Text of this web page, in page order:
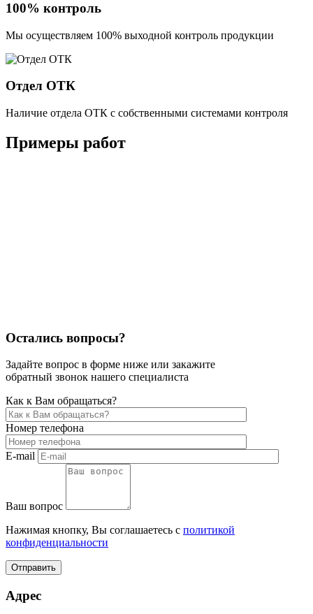
100% контроль
Мы осуществляем 100% выходной контроль продукции
Отдел ОТК
Наличие отдела ОТК с собственными системами контроля
Примеры работ
Остались вопросы?
Задайте вопрос в форме ниже или закажите
обратный звонок нашего специалиста
Как к Вам обращаться?
Номер телефона
E-mail
Ваш вопрос
Нажимая кнопку, Вы соглашаетесь с политикой
конфиденциальности
Отправить
Адрес